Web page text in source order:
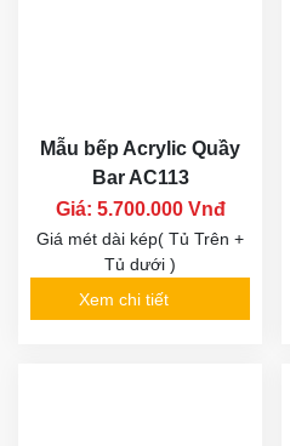
Mẫu bếp Acrylic Quầy
Bar AC113
Giá: 5.700.000 Vnđ
Giá mét dài kép( Tủ Trên +
Tủ dưới )
Xem chi tiết